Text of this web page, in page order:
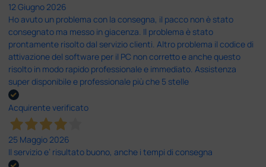
12 Giugno 2026
Ho avuto un problema con la consegna, il pacco non è stato
consegnato ma messo in giacenza. Il problema è stato
prontamente risolto dal servizio clienti. Altro problema il codice di
attivazione del software per il PC non corretto e anche questo
risolto in modo rapido professionale e immediato. Assistenza
super disponibile e professionale più che 5 stelle
Acquirente verificato
25 Maggio 2026
Il servizio e’ risultato buono, anche i tempi di consegna